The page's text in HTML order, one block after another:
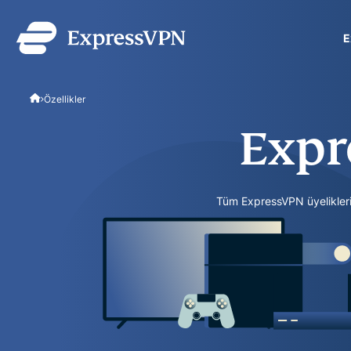
ölçeklendirmesi kolaydır.
Özellikler
Tüm ExpressVPN